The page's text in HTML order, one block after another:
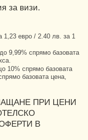
за визи.
1,23 евро / 2.40 лв. за 1
9,99% спрямо базовата
10% спрямо базовата
базовата цена,
ПРИ ЦЕНИ
В